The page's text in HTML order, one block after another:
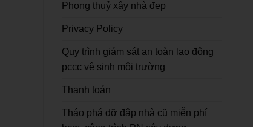
Phong thuỷ xây nhà đẹp
Privacy Policy
Quy trình giám sát an toàn lao động
pccc vệ sinh môi trường
Thanh toán
Tháo phá dỡ đập nhà cũ miễn phí